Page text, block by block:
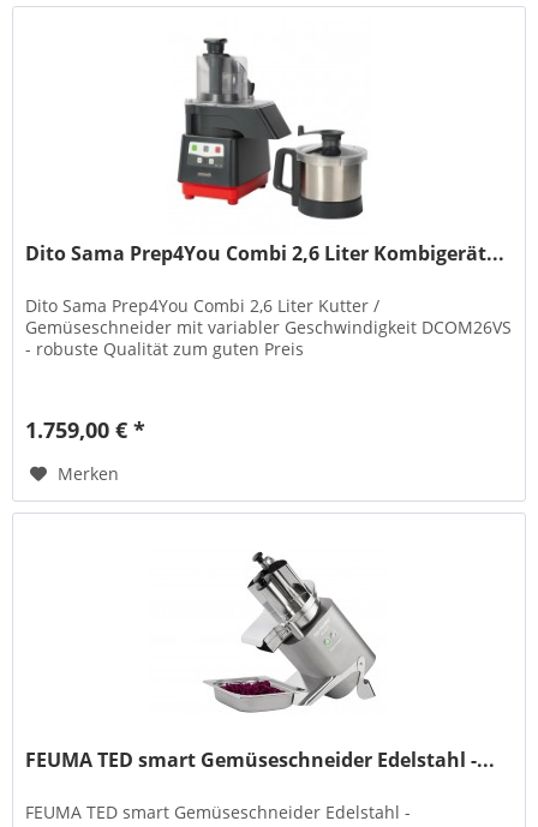
Dito Sama Prep4You Combi 2,6 Liter Kombigerät...
Dito Sama Prep4You Combi 2,6 Liter Kutter /
Gemüseschneider mit variabler Geschwindigkeit DCOM26VS
- robuste Qualität zum guten Preis
1.759,00 € *
Merken
FEUMA TED smart Gemüseschneider Edelstahl -...
FEUMA TED smart Gemüseschneider Edelstahl -